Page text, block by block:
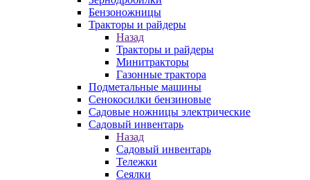
Бензоножницы
Тракторы и райдеры
Назад
Тракторы и райдеры
Минитракторы
Газонные трактора
Подметальные машины
Сенокосилки бензиновые
Садовые ножницы электрические
Садовый инвентарь
Назад
Садовый инвентарь
Тележки
Сеялки